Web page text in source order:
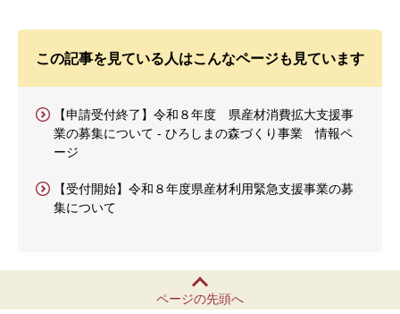
この記事を見ている人はこんなページも見ています
【申請受付終了】令和８年度 県産材消費拡大支援事
業の募集について - ひろしまの森づくり事業 情報ペ
ージ
【受付開始】令和８年度県産材利用緊急支援事業の募
集について
ページの先頭へ